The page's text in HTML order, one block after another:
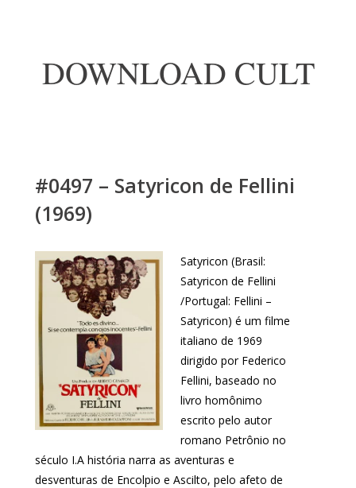
DOWNLOAD CULT
#0497 – Satyricon de Fellini
(1969)
Satyricon (Brasil:
Satyricon de Fellini
/Portugal: Fellini –
Satyricon) é um filme
italiano de 1969
dirigido por Federico
Fellini, baseado no
livro homônimo
escrito pelo autor
romano Petrônio no
século I.A história narra as aventuras e
desventuras de Encolpio e Ascilto, pelo afeto de